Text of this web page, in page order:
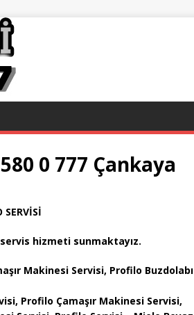
0 777 Çankaya
servis hizmeti sunmaktayız.
Makinesi Servisi, Profilo Buzdolabı
Profilo Çamaşır Makinesi Servisi,